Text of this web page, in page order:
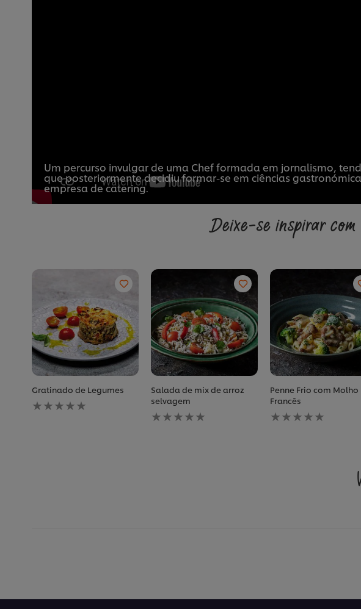
Um percurso invulgar de uma Chef formada em jornalismo,
que posteriormente decidiu formar-se em ciências
empresa de catering.
Deixe-se inspirar
Gratinado de Legumes
Nenhuma
avaliação
Salada de mix de arroz
selvagem
Nenhuma
avaliação
Penne Frio com Molho
Francês
Nenhuma
avaliação